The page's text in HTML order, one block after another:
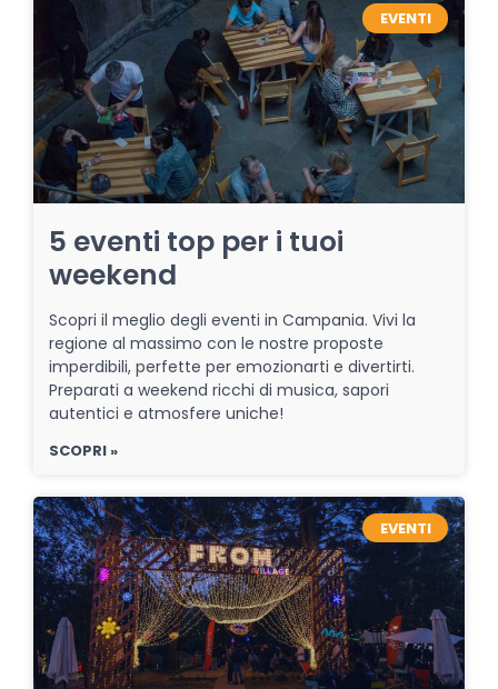
EVENTI
5 eventi top per i tuoi
weekend
Scopri il meglio degli eventi in Campania. Vivi la
regione al massimo con le nostre proposte
imperdibili, perfette per emozionarti e divertirti.
Preparati a weekend ricchi di musica, sapori
autentici e atmosfere uniche!
SCOPRI »
EVENTI